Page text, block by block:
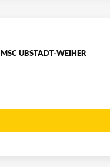
MSC UBSTADT-WEIHER